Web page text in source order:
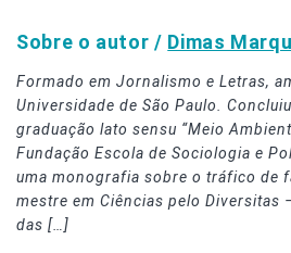
Sobre o autor / Dimas
Formado em Jornalismo e Letras,
Universidade de São Paulo.
graduação lato sensu “Meio
Fundação Escola de Sociologia e
uma monografia sobre o tráfico de
mestre em Ciências pelo Diversitas
das […]